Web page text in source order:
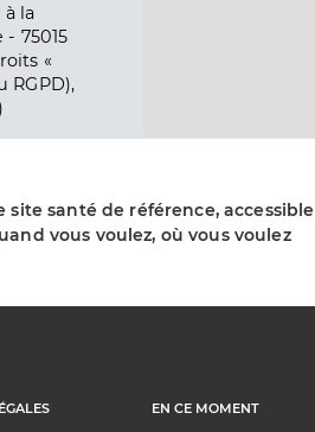
la
75015
«
RGPD),
site santé de référence, accessible
vous voulez, où vous voulez
EN CE MOMENT